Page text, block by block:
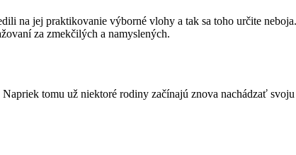
na jej praktikovanie výborné vlohy a tak sa toho určite
za zmekčilých a namyslených.
tomu už niektoré rodiny začínajú znova nachádzať